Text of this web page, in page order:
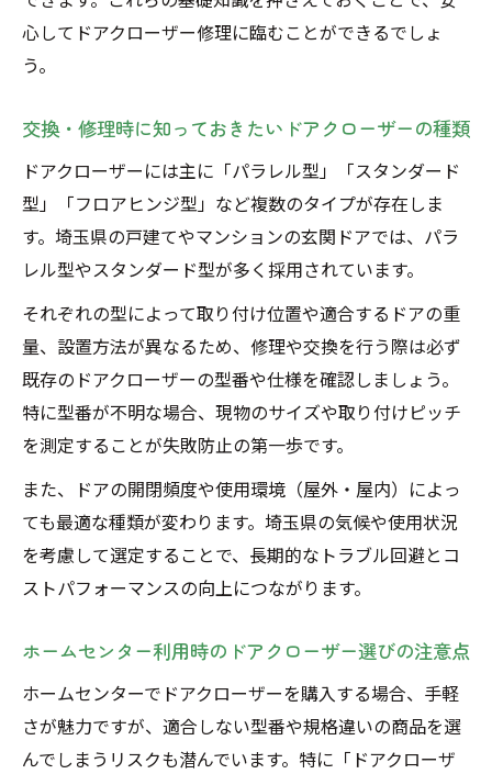
心してドアクローザー修理に臨むことができるでしょ
う。
交換・修理時に知っておきたいドアクローザーの種類
ドアクローザーには主に「パラレル型」「スタンダード
型」「フロアヒンジ型」など複数のタイプが存在しま
す。埼玉県の戸建てやマンションの玄関ドアでは、パラ
レル型やスタンダード型が多く採用されています。
それぞれの型によって取り付け位置や適合するドアの重
量、設置方法が異なるため、修理や交換を行う際は必ず
既存のドアクローザーの型番や仕様を確認しましょう。
特に型番が不明な場合、現物のサイズや取り付けピッチ
を測定することが失敗防止の第一歩です。
また、ドアの開閉頻度や使用環境（屋外・屋内）によっ
ても最適な種類が変わります。埼玉県の気候や使用状況
を考慮して選定することで、長期的なトラブル回避とコ
ストパフォーマンスの向上につながります。
ホームセンター利用時のドアクローザー選びの注意点
ホームセンターでドアクローザーを購入する場合、手軽
さが魅力ですが、適合しない型番や規格違いの商品を選
んでしまうリスクも潜んでいます。特に「ドアクローザ